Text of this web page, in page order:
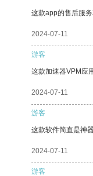
这款app的售后服
2024-07-11
游客
这款加速器VPM应
2024-07-11
游客
这款软件简直是神
2024-07-11
游客